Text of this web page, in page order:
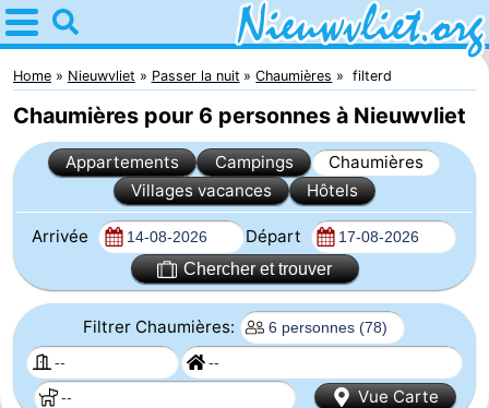
Home
Nieuwvliet
Astuces
Avec
enfants
la
nuit
Appartements
Campings
Chaumières
Home Nieuwvliet Passer la nuit Chaumières filterd
Chaumières pour 6 personnes à Nieuwvliet
Appartements Campings
Chaumières
Villages vacances
Hôtels
Arrivée Départ
Chercher et trouver
Filtrer Chaumières:
Vue Carte